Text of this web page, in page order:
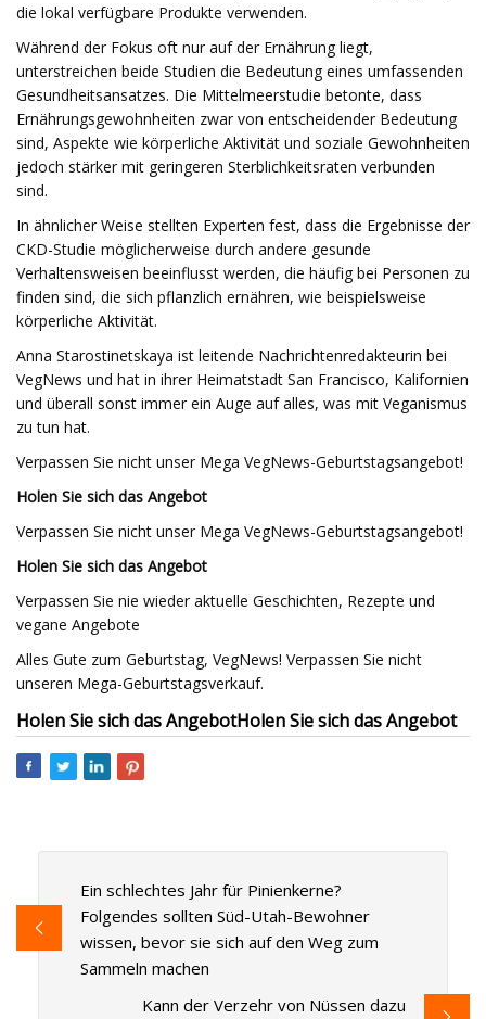
die lokal verfügbare Produkte verwenden.
Während der Fokus oft nur auf der Ernährung liegt,
unterstreichen beide Studien die Bedeutung eines umfassenden
Gesundheitsansatzes. Die Mittelmeerstudie betonte, dass
Ernährungsgewohnheiten zwar von entscheidender Bedeutung
sind, Aspekte wie körperliche Aktivität und soziale Gewohnheiten
jedoch stärker mit geringeren Sterblichkeitsraten verbunden
sind.
In ähnlicher Weise stellten Experten fest, dass die Ergebnisse der
CKD-Studie möglicherweise durch andere gesunde
Verhaltensweisen beeinflusst werden, die häufig bei Personen zu
finden sind, die sich pflanzlich ernähren, wie beispielsweise
körperliche Aktivität.
Anna Starostinetskaya ist leitende Nachrichtenredakteurin bei
VegNews und hat in ihrer Heimatstadt San Francisco, Kalifornien
und überall sonst immer ein Auge auf alles, was mit Veganismus
zu tun hat.
Verpassen Sie nicht unser Mega VegNews-Geburtstagsangebot!
Holen Sie sich das Angebot
Verpassen Sie nicht unser Mega VegNews-Geburtstagsangebot!
Holen Sie sich das Angebot
Verpassen Sie nie wieder aktuelle Geschichten, Rezepte und
vegane Angebote
Alles Gute zum Geburtstag, VegNews! Verpassen Sie nicht
unseren Mega-Geburtstagsverkauf.
Holen Sie sich das AngebotHolen Sie sich das Angebot
Ein schlechtes Jahr für Pinienkerne?
Folgendes sollten Süd-Utah-Bewohner
wissen, bevor sie sich auf den Weg zum
Sammeln machen
Kann der Verzehr von Nüssen dazu